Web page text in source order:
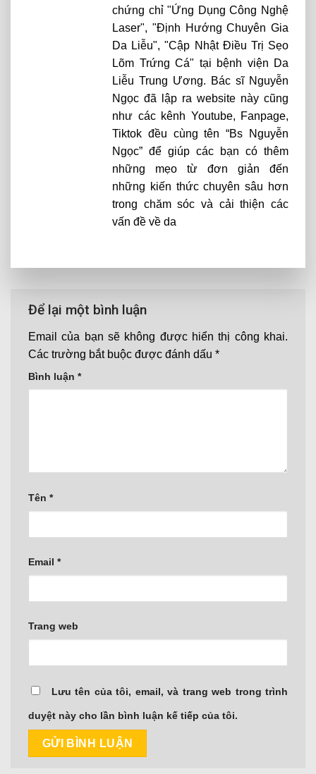
chứng chỉ "Ứng Dụng Công Nghệ
Laser", "Định Hướng Chuyên Gia
Da Liễu", "Cập Nhật Điều Trị Sẹo
Lõm Trứng Cá" tại bệnh viện Da
Liễu Trung Ương. Bác sĩ Nguyễn
Ngọc đã lập ra website này cũng
như các kênh Youtube, Fanpage,
Tiktok đều cùng tên “Bs Nguyễn
Ngọc” để giúp các bạn có thêm
những mẹo từ đơn giản đến
những kiến thức chuyên sâu hơn
trong chăm sóc và cải thiện các
vấn đề về da
Để lại một bình luận
Email của bạn sẽ không được hiển thị công khai.
Các trường bắt buộc được đánh dấu *
Bình luận *
Tên *
Email *
Trang web
Lưu tên của tôi, email, và trang web trong trình
duyệt này cho lần bình luận kế tiếp của tôi.